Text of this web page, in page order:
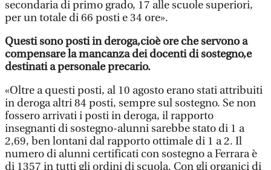
secondaria di primo grado, 17 alle scuole superiori,
per un totale di 66 posti e 34 ore».
Questi sono posti in deroga,cioè ore che servono a
compensare la mancanza dei docenti di sostegno,e
destinati a personale precario.
«Oltre a questi posti, al 10 agosto erano stati attribuiti
in deroga altri 84 posti, sempre sul sostegno. Se non
fossero arrivati i posti in deroga, il rapporto
insegnanti di sostegno-alunni sarebbe stato di 1 a
2,69, ben lontani dal rapporto ottimale di 1 a 2. Il
numero di alunni certificati con sostegno a Ferrara è
di 1357 in tutti gli ordini di scuola. Con gli organici di